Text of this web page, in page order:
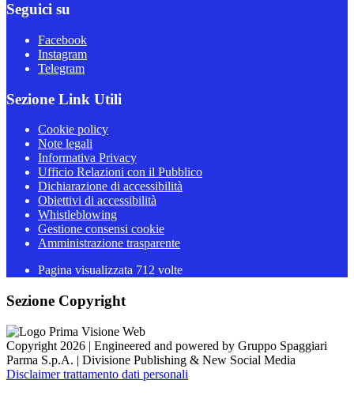
Seguici su
Facebook
Instagram
Telegram
Sezione Link Utili
Cookie policy
Note legali
Informativa Privacy
Ufficio Relazioni con il Pubblico
Dichiarazione di accessibilità
Obiettivi di accessibilità
Whistleblowing
Gestione consensi cookie
Amministrazione trasparente
Pagina visualizzata 712 volte
Sezione Copyright
Copyright 2026 | Engineered and powered by Gruppo Spaggiari
Parma S.p.A. | Divisione Publishing & New Social Media
Disclaimer trattamento dati personali